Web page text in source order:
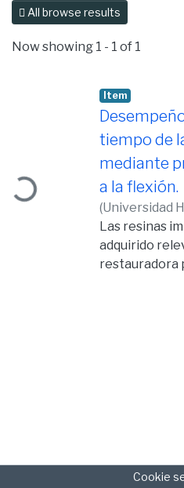
All browse results
Now showing 1 - 1 of 1
Item
tiempo de
mediante
a la flexión.
(Universidad
04-13)
Cristina
Las resinas
adquirido
restauradora
efecto del
Cookie